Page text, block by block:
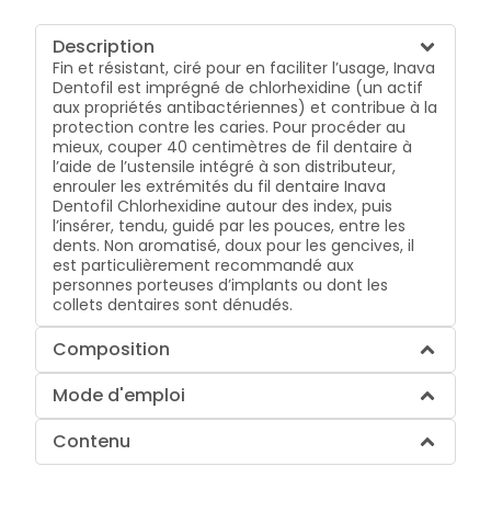
Description
Fin et résistant, ciré pour en faciliter l’usage, Inava
Dentofil est imprégné de chlorhexidine (un actif
aux propriétés antibactériennes) et contribue à la
protection contre les caries. Pour procéder au
mieux, couper 40 centimètres de fil dentaire à
l’aide de l’ustensile intégré à son distributeur,
enrouler les extrémités du fil dentaire Inava
Dentofil Chlorhexidine autour des index, puis
l’insérer, tendu, guidé par les pouces, entre les
dents. Non aromatisé, doux pour les gencives, il
est particulièrement recommandé aux
personnes porteuses d’implants ou dont les
collets dentaires sont dénudés.
Composition
Mode d'emploi
Contenu